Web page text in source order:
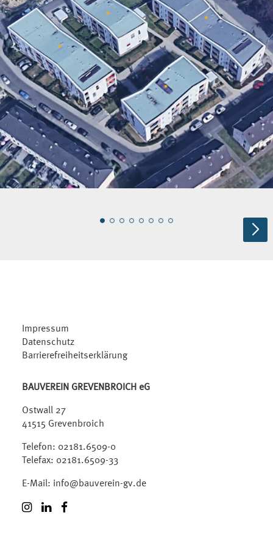
Impressum
Datenschutz
Barrierefreiheitserklärung
BAUVEREIN GREVENBROICH eG
Ostwall 27
41515 Grevenbroich
Telefon: 02181.6509-0
Telefax: 02181.6509-33
E-Mail: info@bauverein-gv.de